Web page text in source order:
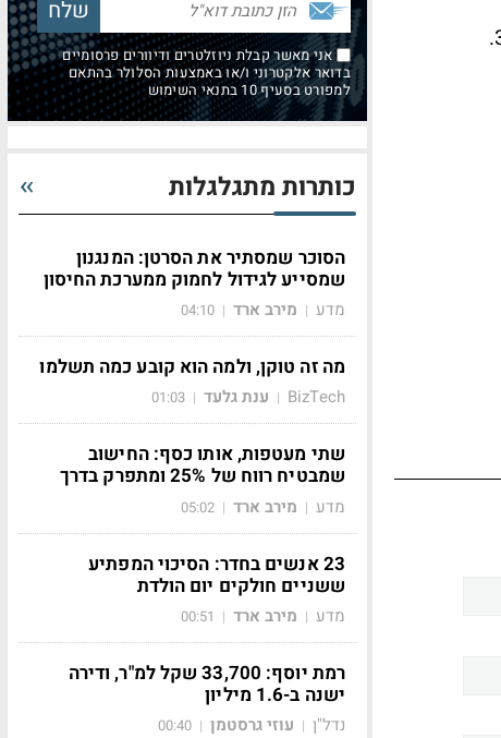
הם כותבים – כי השקל מקבל תמיכה ברמת ה-3.9750 ו-3.9500 טרם ימשיך במסעו אל עבר ה 3.90/80.
אני מאשר קבלת ניוזלטרים ודיוורים פרסומיים
בדואר אלקטרוני ו/או באמצעות הסלולר בהתאם
למפורט בסעיף 10 בתנאי השימוש
כותרות מתגלגלות
הסוכר שמסתיר את הסרטן: המנגנון
שמסייע לגידול לחמוק ממערכת החיסון
מדע | מירב ארד |
04:10
מה זה טוקן, ולמה הוא קובע כמה תשלמו
BizTech
| ענת גלעד |
01:03
שתי מעטפות, אותו כסף: החישוב
שמבטיח רווח של 25% ומתפרק בדרך
מדע | מירב ארד |
05:02
23 אנשים בחדר: הסיכוי המפתיע
ששניים חולקים יום הולדת
מדע | מירב ארד |
00:51
רמת יוסף: 33,700 שקל למ"ר, ודירה
ישנה ב-1.6 מיליון
נדל"ן | עוזי גרסטמן |
00:40